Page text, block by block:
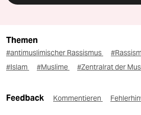
Themen
#antimuslimischer Rassismus
#Islam
#Muslime #Zentralrat der
Feedback Kommentieren